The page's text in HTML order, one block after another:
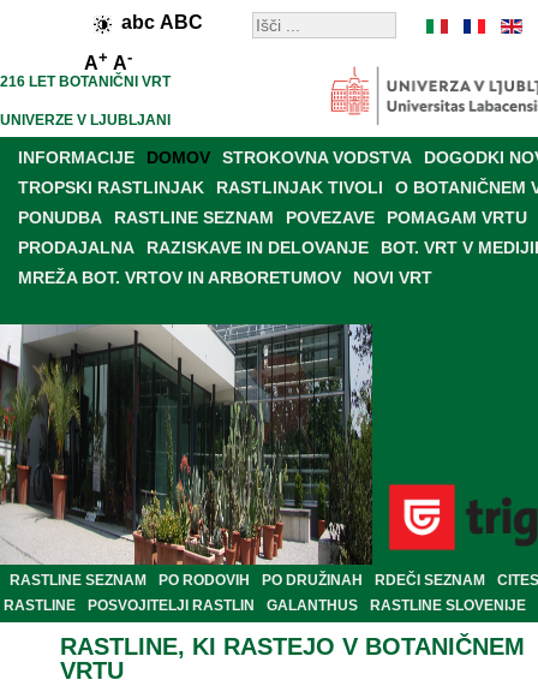
abc ABC
A+ A-
216 LET BOTANIČNI VRT
UNIVERZE V LJUBLJANI
INFORMACIJE DOMOV STROKOVNA VODSTVA
DOGODKI
TROPSKI RASTLINJAK
RASTLINJAK TIVOLI
O BOTANIČNEM
PONUDBA
RASTLINE SEZNAM POVEZAVE
POMAGAM VRTU
PRODAJALNA
RAZISKAVE IN DELOVANJE
BOT. VRT V
MREŽA BOT. VRTOV IN ARBORETUMOV
NOVI VRT
RASTLINE SEZNAM PO RODOVIH PO DRUŽINAH RDEČI SEZNAM
CITES
RASTLINE
POSVOJITELJI RASTLIN GALANTHUS RASTLINE SLOVENIJE
RASTLINE, KI RASTEJO V BOTANIČNEM
VRTU